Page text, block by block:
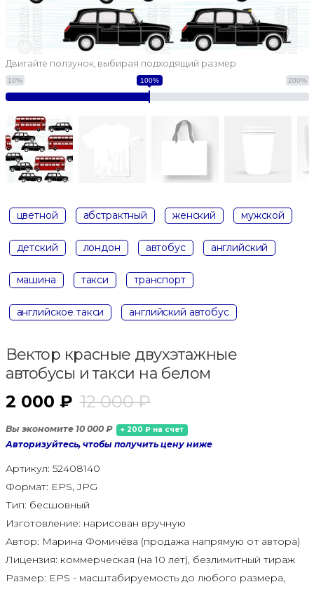
Двигайте ползунок, выбирая подходящий размер
10% 200%
100%
цветной абстрактный женский мужской
детский лондон автобус английский
машина такси транспорт
английское такси английский автобус
Вектор красные двухэтажные
автобусы и такси на белом
2 000 ₽ 12 000 ₽
Вы экономите 10 000 ₽ + 200 ₽ на счет
Авторизуйтесь, чтобы получить цену ниже
Артикул: 52408140
Формат: EPS, JPG
Тип: бесшовный
Изготовление: нарисован вручную
Автор: Марина Фомичёва (продажа напрямую от автора)
Лицензия: коммерческая (на 10 лет), безлимитный тираж
Размер: EPS - масштабируемость до любого размера,